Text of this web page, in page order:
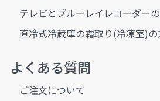
テレビとブルーレイレコーダー
直冷式冷蔵庫の霜取り(冷凍室)の
よくある質問
ご注文について